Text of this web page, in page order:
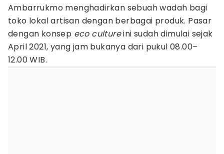
Ambarrukmo menghadirkan sebuah wadah bagi
toko lokal artisan dengan berbagai produk. Pasar
dengan konsep eco cultureini sudah dimulai sejak
April 2021, yang jam bukanya dari pukul 08.00–
12.00 WIB.